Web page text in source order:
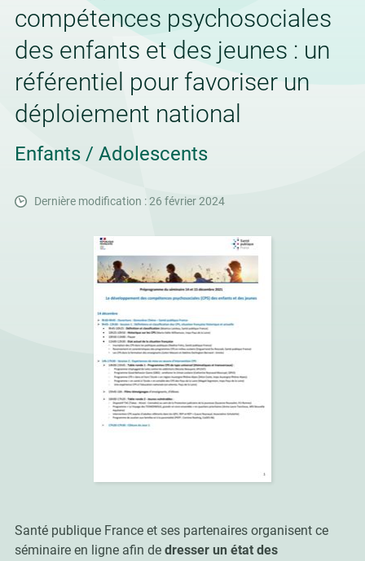
compétences psychosociales
des enfants et des jeunes : un
référentiel pour favoriser un
déploiement national
Enfants / Adolescents
Dernière modification : 26 février 2024
Santé publique France et ses partenaires organisent ce
séminaire en ligne afin de dresser un état des